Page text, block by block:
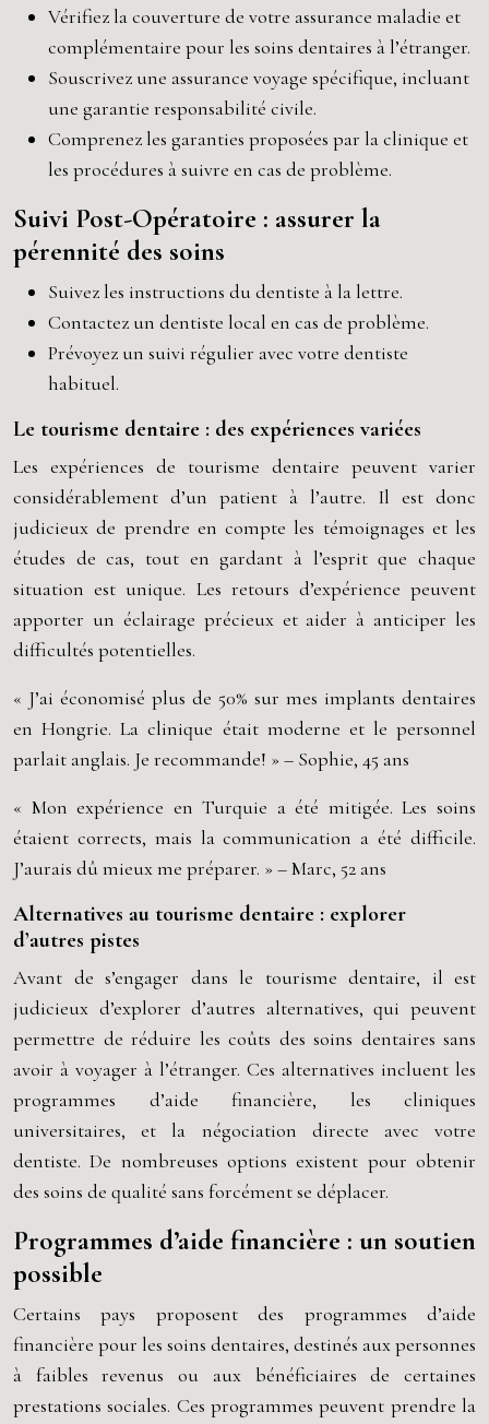
Vérifiez la couverture de votre assurance maladie et
complémentaire pour les soins dentaires à l’étranger.
Souscrivez une assurance voyage spécifique, incluant
une garantie responsabilité civile.
Comprenez les garanties proposées par la clinique et
les procédures à suivre en cas de problème.
Suivi Post-Opératoire : assurer la
pérennité des soins
Suivez les instructions du dentiste à la lettre.
Contactez un dentiste local en cas de problème.
Prévoyez un suivi régulier avec votre dentiste
habituel.
Le tourisme dentaire : des expériences variées
Les expériences de tourisme dentaire peuvent varier
considérablement d’un patient à l’autre. Il est donc
judicieux de prendre en compte les témoignages et les
études de cas, tout en gardant à l’esprit que chaque
situation est unique. Les retours d’expérience peuvent
apporter un éclairage précieux et aider à anticiper les
difficultés potentielles.
« J’ai économisé plus de 50% sur mes implants dentaires
en Hongrie. La clinique était moderne et le personnel
parlait anglais. Je recommande! » – Sophie, 45 ans
« Mon expérience en Turquie a été mitigée. Les soins
étaient corrects, mais la communication a été difficile.
J’aurais dû mieux me préparer. » – Marc, 52 ans
Alternatives au tourisme dentaire : explorer
d’autres pistes
Avant de s’engager dans le tourisme dentaire, il est
judicieux d’explorer d’autres alternatives, qui peuvent
permettre de réduire les coûts des soins dentaires sans
avoir à voyager à l’étranger. Ces alternatives incluent les
programmes d’aide financière, les cliniques
universitaires, et la négociation directe avec votre
dentiste. De nombreuses options existent pour obtenir
des soins de qualité sans forcément se déplacer.
Programmes d’aide financière : un soutien
possible
Certains pays proposent des programmes d’aide
financière pour les soins dentaires, destinés aux personnes
à faibles revenus ou aux bénéficiaires de certaines
prestations sociales. Ces programmes peuvent prendre la